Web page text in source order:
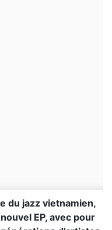
du jazz vietnamien,
EP, avec pour